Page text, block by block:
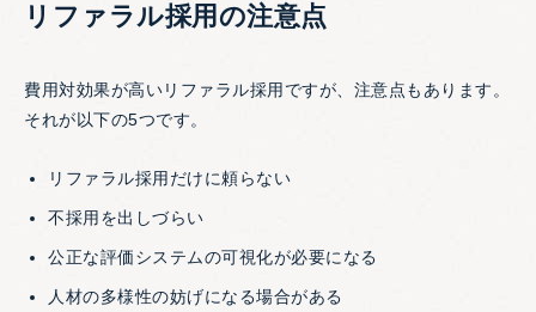
リファラル採用の注意点
費用対効果が高いリファラル採用ですが、注意点もあります。
それが以下の5つです。
リファラル採用だけに頼らない
不採用を出しづらい
公正な評価システムの可視化が必要になる
人材の多様性の妨げになる場合がある